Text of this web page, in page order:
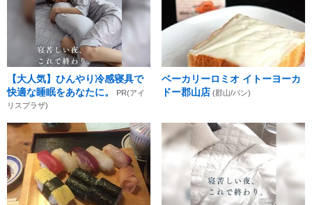
【大人気】ひんやり冷感寝具で
快適な睡眠をあなたに。
PR(アイ
リスプラザ)
ベーカリーロミオ イトーヨーカ
ドー郡山店 (郡山/パン)